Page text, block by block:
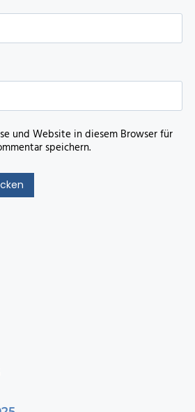
und Website in diesem Browser für
speichern.